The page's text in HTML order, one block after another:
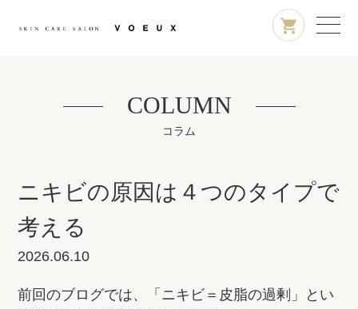
COLUMN
コラム
ニキビの原因は４つのタイプで
考える
2026.06.10
前回のブログでは、「ニキビ＝皮脂の過剰」とい